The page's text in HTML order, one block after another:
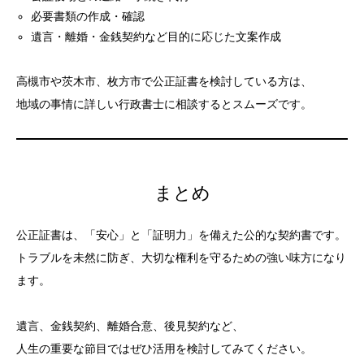
必要書類の作成・確認
遺言・離婚・金銭契約など目的に応じた文案作成
高槻市や茨木市、枚方市で公正証書を検討している方は、
地域の事情に詳しい行政書士に相談するとスムーズです。
まとめ
公正証書は、「安心」と「証明力」を備えた公的な契約書です。
トラブルを未然に防ぎ、大切な権利を守るための強い味方になり
ます。
遺言、金銭契約、離婚合意、後見契約など、
人生の重要な節目ではぜひ活用を検討してみてください。